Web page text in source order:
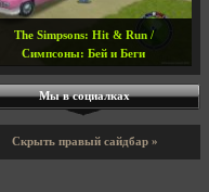
#6
#8
The Simpsons: Hit & Run /
Симпсоны: Бей и Беги
Мы в социалках
Скрыть правый сайдбар »